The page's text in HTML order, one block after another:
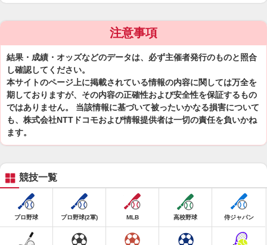
注意事項
結果・成績・オッズなどのデータは、必ず主催者発行のものと照合
し確認してください。
本サイトのページ上に掲載されている情報の内容に関しては万全を
期しておりますが、その内容の正確性および安全性を保証するもの
ではありません。 当該情報に基づいて被ったいかなる損害について
も、株式会社NTTドコモおよび情報提供者は一切の責任を負いかね
ます。
競技一覧
プロ野球 プロ野球(2軍) MLB 高校野球 侍ジャパン